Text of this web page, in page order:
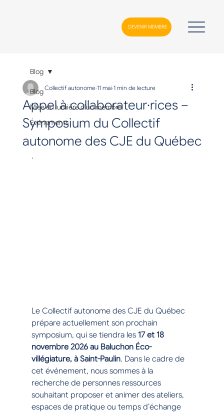
DEVENIR MEMBRE
Blog
Mise en lumière d’un membre
Événements
Blog
Appel à collaborateur·rices –
Symposium du Collectif
autonome des CJE du Québec
Collectif autonome 11 mai 1 min de lecture
.
Le Collectif autonome des CJE du Québec
prépare actuellement son prochain
symposium, qui se tiendra les 17 et 18
novembre 2026 au Baluchon Éco-
villégiature, à Saint-Paulin. Dans le cadre de
cet événement, nous sommes à la
recherche de personnes ressources
souhaitant proposer et animer des ateliers,
espaces de pratique ou temps d’échange